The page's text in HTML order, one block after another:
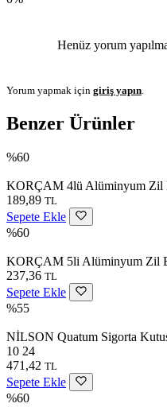
Henüz yorum
Yorum yapmak için giriş yapın.
Benzer Ürünler
%60
KORÇAM 4lü Alüminyum Zil
189,89 TL
Sepete Ekle
%60
KORÇAM 5li Alüminyum Zil
237,36 TL
Sepete Ekle
%55
NİLSON Quatum Sigorta
10 24
471,42 TL
Sepete Ekle
%60